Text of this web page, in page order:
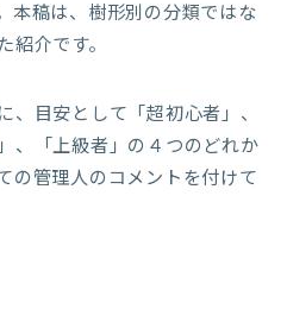
本稿は、樹形別の分類ではな
紹介です。
、目安として「超初心者」、
、「上級者」の４つのどれか
の管理人のコメントを付けて